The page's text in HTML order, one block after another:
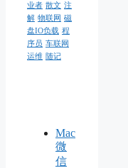
业者 散文 注
解 物联网 磁
盘IO负载 程
序员 车联网
运维 随记
Mac
微
信